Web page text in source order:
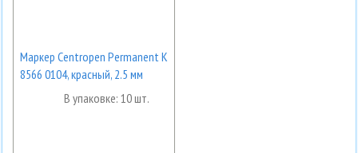
Маркер Centropen Permanent K
8566 0104, красный, 2.5 мм
В упаковке: 10 шт.